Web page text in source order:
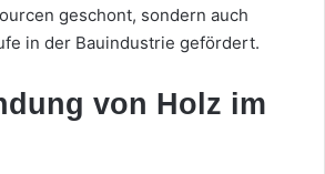
geschont, sondern auch
in der Bauindustrie gefördert.
von Holz im